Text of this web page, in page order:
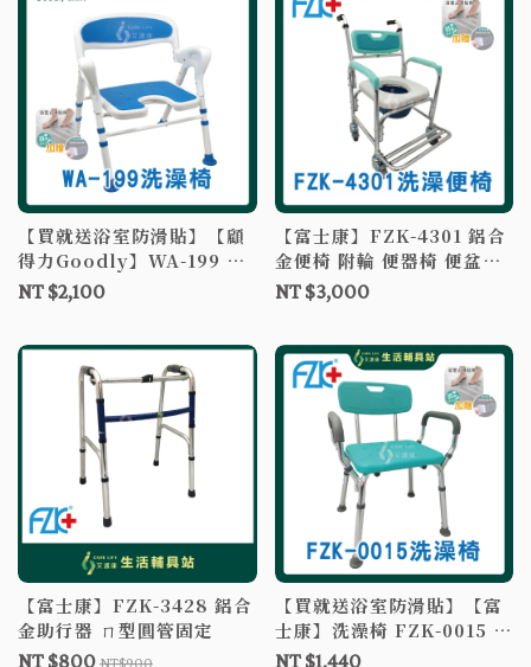
【買就送浴室防滑貼】【顧
得力Goodly】WA-199 鋁
合金洗澡椅 台灣製造
NT $2,100
【富士康】FZK-4301 鋁合
金便椅 附輪 便器椅 便盆椅
有輪馬桶椅 FZK4301 馬桶
增高器
NT $3,000
【富士康】FZK-3428 鋁合
金助行器 ㄇ型圓管固定
NT $800 NT$900
【買就送浴室防滑貼】【富
士康】洗澡椅 FZK-0015 有
扶手 扶手可拆 鋁合金洗澡
NT $1,440